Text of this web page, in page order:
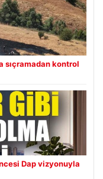
sıçramadan kontrol
Dap vizyonuyla